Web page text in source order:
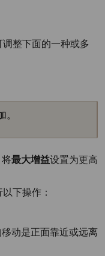
整下面的一种或多
最大增益设置为更高
下操作：
动是正面靠近或远离